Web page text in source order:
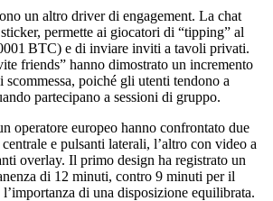
un altro driver di engagement. La chat
permette ai giocatori di “tipping” al
BTC) e di inviare inviti a tavoli privati.
friends” hanno dimostrato un incremento
poiché gli utenti tendono a
partecipano a sessioni di gruppo.
operatore europeo hanno confrontato due
e pulsanti laterali, l’altro con video a
overlay. Il primo design ha registrato un
di 12 minuti, contro 9 minuti per il
di una disposizione equilibrata.